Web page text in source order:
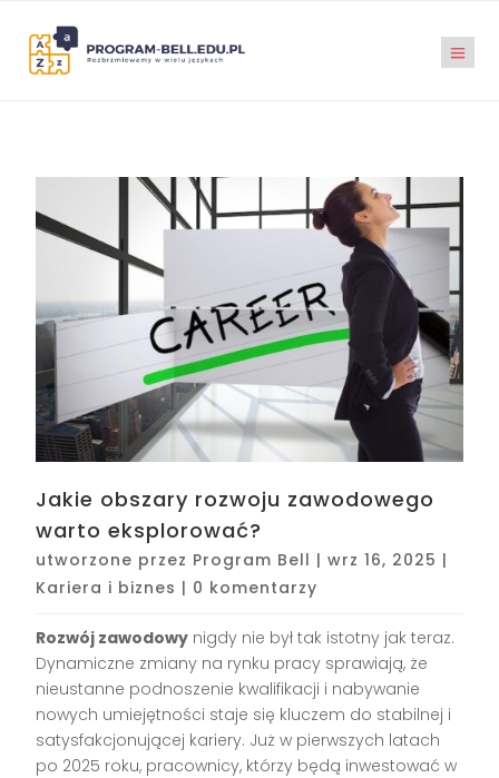
Jakie obszary rozwoju zawodowego
warto eksplorować?
utworzone przez Program Bell |wrz 16, 2025 |
Kariera i biznes | 0 komentarzy
Rozwój zawodowy nigdy nie był tak istotny jak teraz.
Dynamiczne zmiany na rynku pracy sprawiają, że
nieustanne podnoszenie kwalifikacji i nabywanie
nowych umiejętności staje się kluczem do stabilnej i
satysfakcjonującej kariery. Już w pierwszych latach
po 2025 roku, pracownicy, którzy będą inwestować w